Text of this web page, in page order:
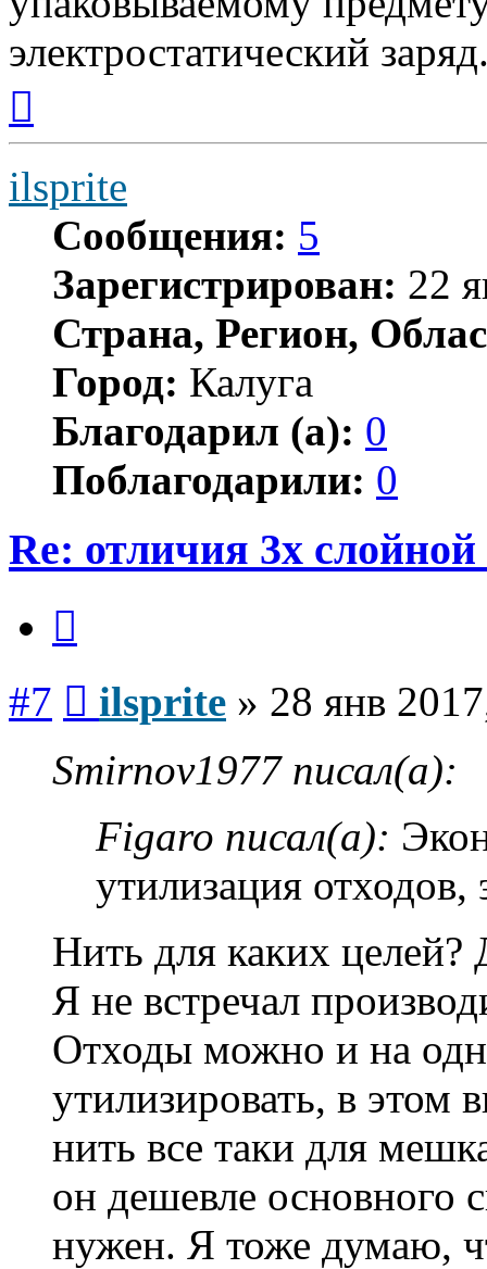
электростатический
началу
ilsprite
Сообщения: 5
Зарегистрирован: 22
Страна, Регион,
Город: Калуга
Благодарил (а): 0
Поблагодарили: 0
Re: отличия 3х
#7 ilsprite » 28 янв
Smirnov1977 писал(а):
Figaro писал(а):
утилизация
Нить для каких
Я не встречал
Отходы можно и на
утилизировать, в этом
нить все таки для
он дешевле основного
нужен. Я тоже думаю,